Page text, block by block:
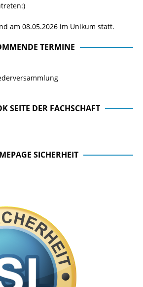
am 08.05.2026 im Unikum statt.
TERMINE
SEITE DER FACHSCHAFT
SICHERHEIT